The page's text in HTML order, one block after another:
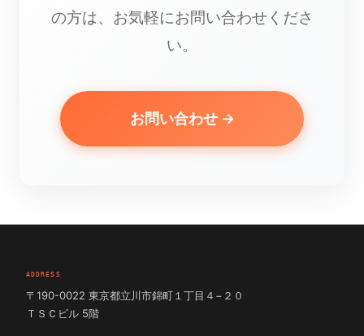
の方は、お気軽にお問い合わせくださ
い。
お問い合わせ →
ADDRESS
〒190-0022 東京都立川市錦町１丁目４−２０
ＴＳＣビル 5階